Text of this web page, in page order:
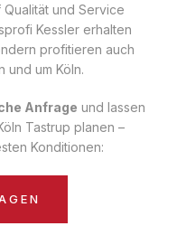
und Service
Kessler erhalten
profitieren auch
und um Köln.
Anfrage und lassen
Tastrup planen –
Konditionen: